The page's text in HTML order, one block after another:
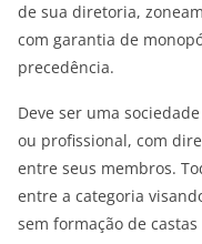
de sua diretoria,
com garantia de
precedência.
Deve ser uma
ou profissional, com
entre seus membros.
entre a categoria
sem formação de